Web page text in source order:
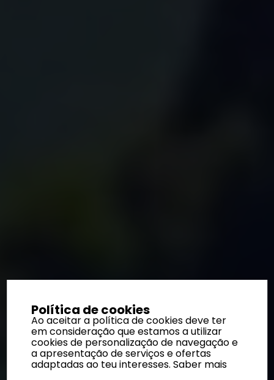
Política de cookies
Ao aceitar a política de cookies deve ter
em consideração que estamos a utilizar
cookies de personalização de navegação e
a apresentação de serviços e ofertas
adaptadas ao teu interesses.Saber mais